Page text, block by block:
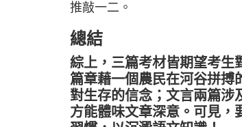
推敲一二。
總結
綜上，三篇考材皆期望考生
篇章藉一個農民在河谷拼搏
對生存的信念；文言兩篇涉
方能體味文章深意。可見，